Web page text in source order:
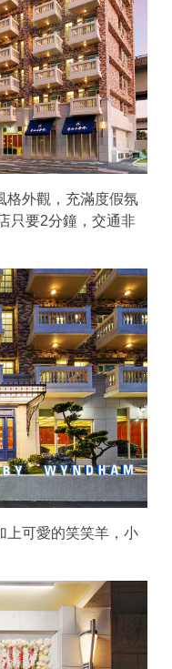
格外觀，充滿度假氛
只要2分鐘，交通非
上可愛的笑笑羊，小